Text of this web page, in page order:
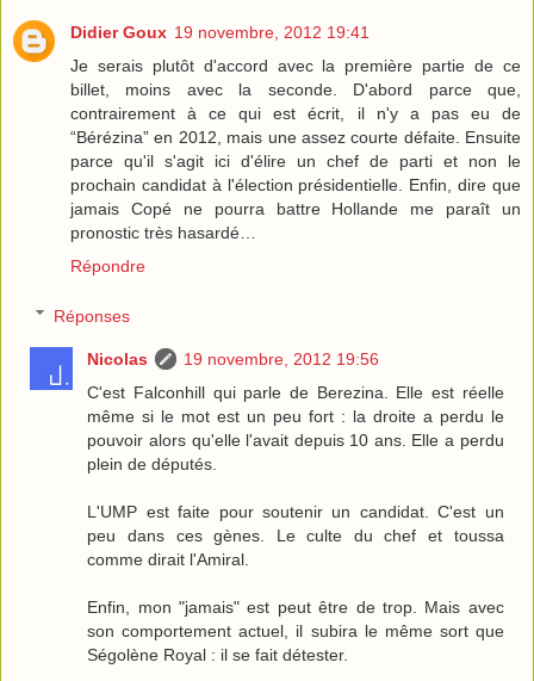
Didier Goux 19 novembre, 2012 19:41
Je serais plutôt d'accord avec la première partie de ce
billet, moins avec la seconde. D'abord parce que,
contrairement à ce qui est écrit, il n'y a pas eu de
“Bérézina” en 2012, mais une assez courte défaite. Ensuite
parce qu'il s'agit ici d'élire un chef de parti et non le
prochain candidat à l'élection présidentielle. Enfin, dire que
jamais Copé ne pourra battre Hollande me paraît un
pronostic très hasardé…
Répondre
Réponses
Nicolas
19 novembre, 2012 19:56
C'est Falconhill qui parle de Berezina. Elle est réelle
même si le mot est un peu fort : la droite a perdu le
pouvoir alors qu'elle l'avait depuis 10 ans. Elle a perdu
plein de députés.
L'UMP est faite pour soutenir un candidat. C'est un
peu dans ces gènes. Le culte du chef et toussa
comme dirait l'Amiral.
Enfin, mon "jamais" est peut être de trop. Mais avec
son comportement actuel, il subira le même sort que
Ségolène Royal : il se fait détester.